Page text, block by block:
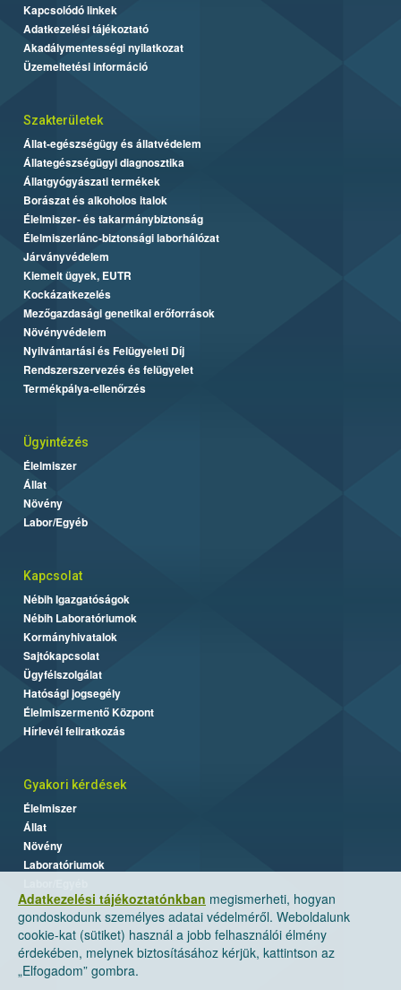
Adatkezelési tájékoztatónkban megismerheti, hogyan
gondoskodunk személyes adatai védelméről. Weboldalunk
cookie-kat (sütiket) használ a jobb felhasználói élmény
érdekében, melynek biztosításához kérjük, kattintson az
„Elfogadom” gombra.
Kapcsolódó linkek
Adatkezelési tájékoztató
Akadálymentességi nyilatkozat
Üzemeltetési információ
Szakterületek
Állat-egészségügy és állatvédelem
Állategészségügyi diagnosztika
Állatgyógyászati termékek
Borászat és alkoholos italok
Élelmiszer- és takarmánybiztonság
Élelmiszerlánc-biztonsági laborhálózat
Járványvédelem
Kiemelt ügyek, EUTR
Kockázatkezelés
Mezőgazdasági genetikai erőforrások
Növényvédelem
Nyilvántartási és Felügyeleti Díj
Rendszerszervezés és felügyelet
Termékpálya-ellenőrzés
Ügyintézés
Élelmiszer
Állat
Növény
Labor/Egyéb
Kapcsolat
Nébih Igazgatóságok
Nébih Laboratóriumok
Kormányhivatalok
Sajtókapcsolat
Ügyfélszolgálat
Hatósági jogsegély
Élelmiszermentő Központ
Hírlevél feliratkozás
Gyakori kérdések
Élelmiszer
Állat
Növény
Laboratóriumok